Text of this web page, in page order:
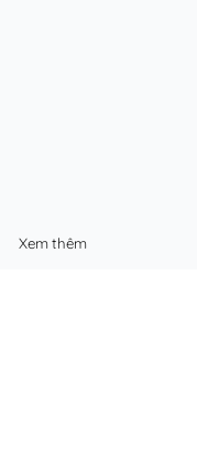
Xem thêm